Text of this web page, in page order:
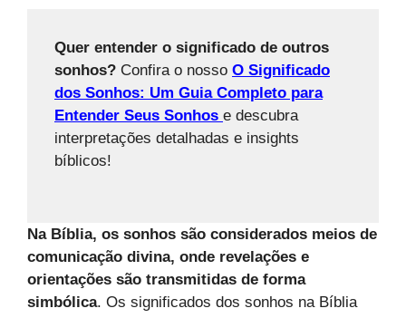
Quer entender o significado de outros
sonhos? Confira o nosso O Significado
dos Sonhos: Um Guia Completo para
Entender Seus Sonhos e descubra
interpretações detalhadas e insights
bíblicos!
Na Bíblia, os sonhos são considerados meios de
comunicação divina, onde revelações e
orientações são transmitidas de forma
simbólica. Os significados dos sonhos na Bíblia